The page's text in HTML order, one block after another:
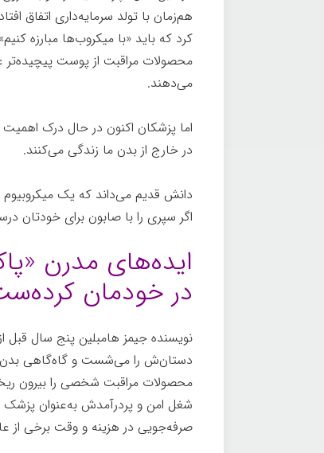
هم‌زمان با تولد سرمایه‌داری اتفاق
کرد که باید «با میکروب‌ها مبارزه
محصولات مراقبت از پوست پیچیده‌تر
می‌دهند.
اما پزشکان اکنون در حال درک
در خارج از بدن ما زندگی می‌کنند.
دانش قدیم می‌داند که یک
اگر سپری را با صابون برای خودتان
ایده‌های مدرن
در خودمان
نویسنده جیمز هامبلین پنج سال قبل
دستان‌ش را می‌شست و گاه‌گاهی بدن
محصولات مراقبت شخصی را بیرون
شغل امن و پردرآمدش به‌عنوان پزشک
صرفه‌جویی در هزینه و وقت برخی از